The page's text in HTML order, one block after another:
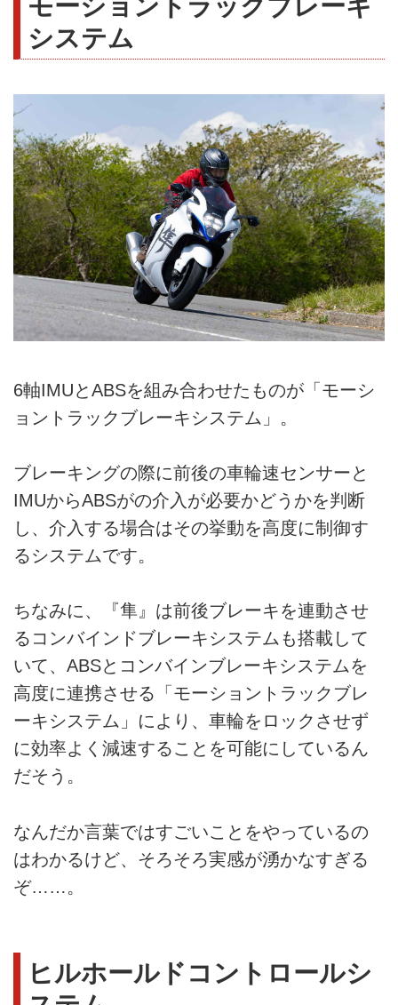
システム
6軸IMUとABSを組み合わせたものが「モーシ
ョントラックブレーキシステム」。
ブレーキングの際に前後の車輪速センサーと
IMUからABSがの介入が必要かどうかを判断
し、介入する場合はその挙動を高度に制御す
るシステムです。
ちなみに、『隼』は前後ブレーキを連動させ
るコンバインドブレーキシステムも搭載して
いて、ABSとコンバインブレーキシステムを
高度に連携させる「モーショントラックブレ
ーキシステム」により、車輪をロックさせず
に効率よく減速することを可能にしているん
だそう。
なんだか言葉ではすごいことをやっているの
はわかるけど、そろそろ実感が湧かなすぎる
ぞ……。
ヒルホールドコントロールシ